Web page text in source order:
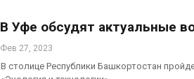
В Уфе обсудят актуальные
Фев 27, 2023
В столице Республики Башкортостан